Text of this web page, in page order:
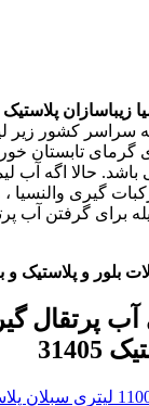
پلاستیک 31405.
سراسر کشور زیر
گرمای تابستان
باشد. حالا اگه آب
گیری والنسیا
برای گرفتن آب
بلور و پلاستیک و
آب پرتقال